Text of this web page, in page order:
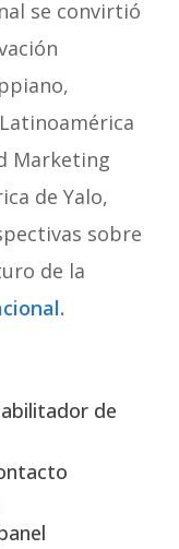
se convirtió
Marketing
de Yalo,
sobre
de la
de